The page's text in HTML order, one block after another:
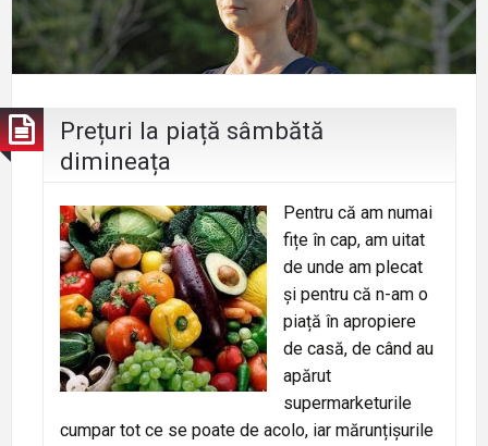
Prețuri la piață sâmbătă
dimineața
Pentru că am numai
fițe în cap, am uitat
de unde am plecat
și pentru că n-am o
piață în apropiere
de casă, de când au
apărut
supermarketurile
cumpar tot ce se poate de acolo, iar mărunțișurile